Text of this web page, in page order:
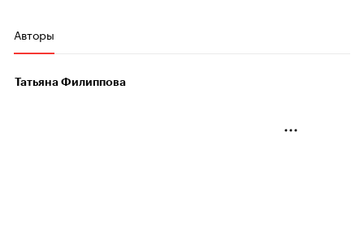
Авторы
Татьяна Филиппова